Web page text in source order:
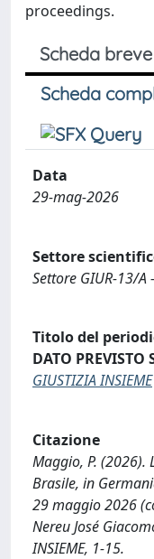
proceedings.
Scheda breve
Scheda
Data
29-mag-2026
Settore
Settore GIUR-13/
Titolo del
DATO
GIUSTIZIA INSIEME
Citazione
Maggio, P. (2026).
Brasile, in
29 maggio 2026
Nereu José
INSIEME, 1-15.